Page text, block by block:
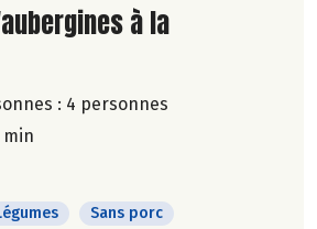
la recetteà la
: 4 personnes
min
Sans porc